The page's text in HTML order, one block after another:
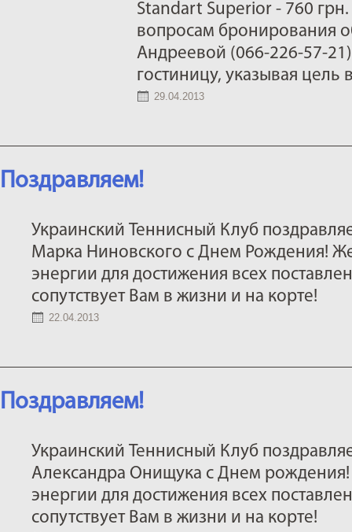
Standart Superior - 760
вопросам бронирования
Андреевой (066-226-57-
гостиницу, указывая цель
29.04.2013
Поздравляем!
Украинский Теннисный Клуб
Марка Ниновского с Днем Рождения!
энергии для достижения всех
сопутствует Вам в жизни и на корте!
22.04.2013
Поздравляем!
Украинский Теннисный Клуб
Александра Онищука с Днем
энергии для достижения всех
сопутствует Вам в жизни и на корте!